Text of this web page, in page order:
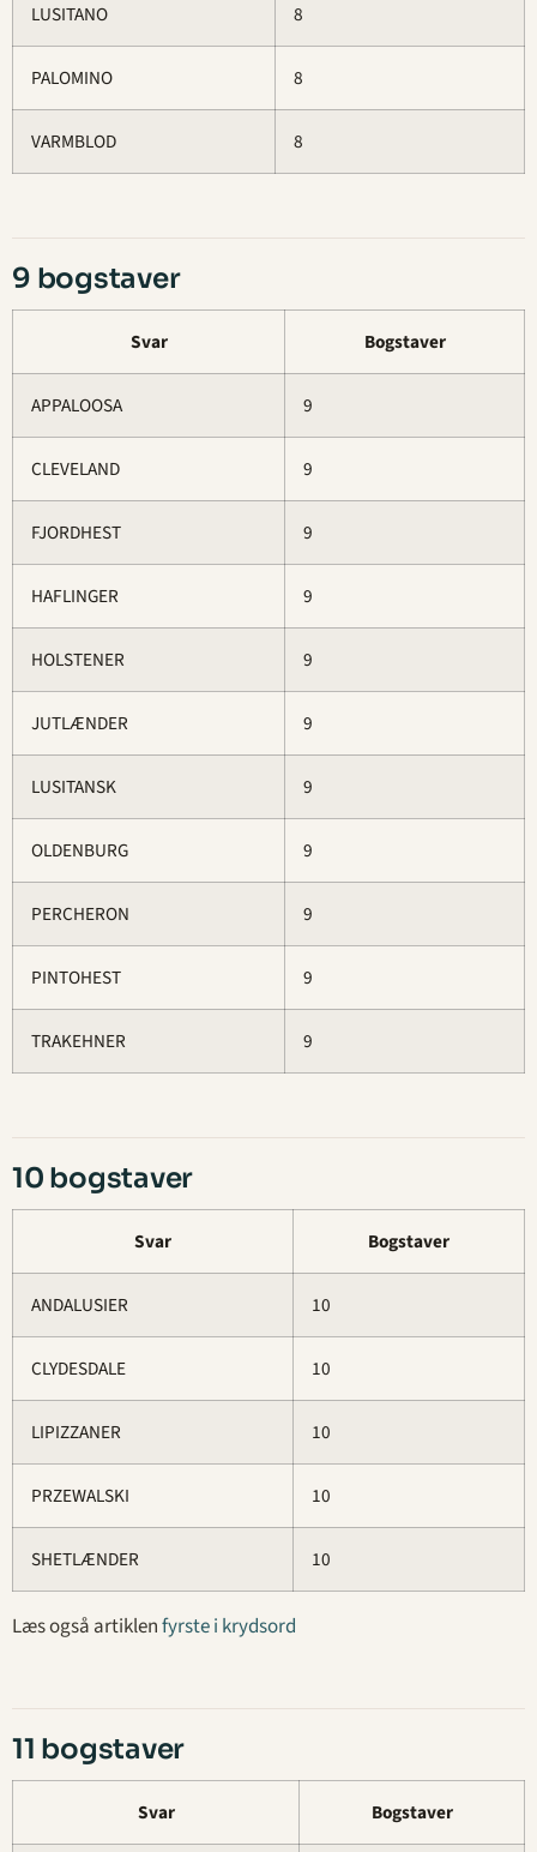
LUSITANO 8
PALOMINO 8
VARMBLOD 8
9 bogstaver
Svar Bogstaver
APPALOOSA 9
CLEVELAND 9
FJORDHEST 9
HAFLINGER 9
HOLSTENER 9
JUTLÆNDER 9
LUSITANSK 9
OLDENBURG 9
PERCHERON 9
PINTOHEST 9
TRAKEHNER 9
10 bogstaver
Svar Bogstaver
ANDALUSIER 10
CLYDESDALE 10
LIPIZZANER 10
PRZEWALSKI 10
SHETLÆNDER 10
Læs også artiklenfyrste i krydsord
11 bogstaver
Svar Bogstaver